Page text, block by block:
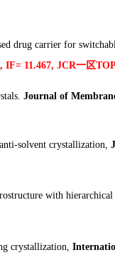
drug carrier for
IF= 11.467, JCR一区TOP
Journal of
solvent crystallization,
with
crystallization,